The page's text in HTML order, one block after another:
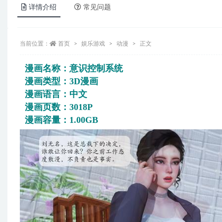
详情介绍 常见问题
当前位置： 首页 娱乐游戏 动漫 正文
漫画名称：意识控制系统
漫画类型：3D漫画
漫画语言：中文
漫画页数：3018P
漫画容量：1.00GB